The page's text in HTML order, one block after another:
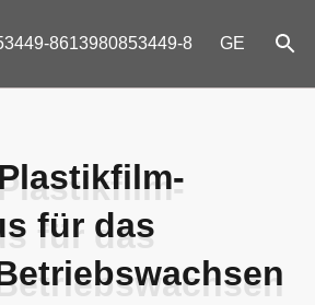
8613980853449-8 GE
für das
für das